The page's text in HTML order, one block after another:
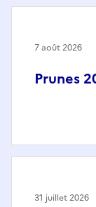
Prunes
7 août 2026
31 juillet 2026